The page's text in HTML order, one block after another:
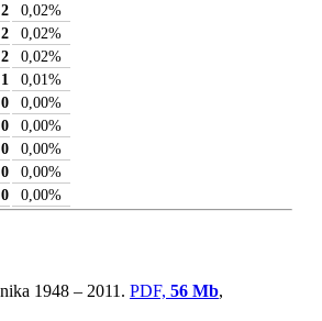
2 0,02%
2 0,02%
2 0,02%
1 0,01%
0 0,00%
0 0,00%
0 0,00%
0 0,00%
0 0,00%
1948 – 2011. PDF, 56 Mb,